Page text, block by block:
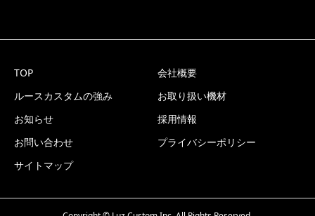
TOP
会社概要
ルースカスタムの強み
お取り扱い機材
お知らせ
採用情報
お問い合わせ
プライバシーポリシー
サイトマップ